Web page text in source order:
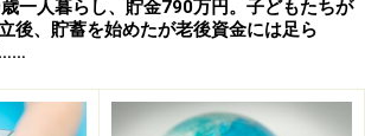
足
一人暮らし、貯金790万円。子どもたちが
後、貯蓄を始めたが老後資金には足ら